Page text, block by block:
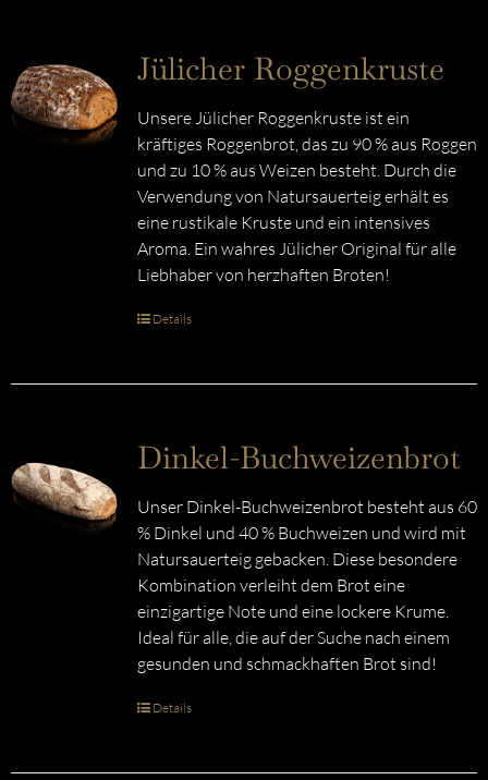
Jülicher Roggenkruste
Unsere Jülicher Roggenkruste ist ein
kräftiges Roggenbrot, das zu 90 % aus Roggen
und zu 10 % aus Weizen besteht. Durch die
Verwendung von Natursauerteig erhält es
eine rustikale Kruste und ein intensives
Aroma. Ein wahres Jülicher Original für alle
Liebhaber von herzhaften Broten!
Details
Dinkel-Buchweizenbrot
Unser Dinkel-Buchweizenbrot besteht aus 60
% Dinkel und 40 % Buchweizen und wird mit
Natursauerteig gebacken. Diese besondere
Kombination verleiht dem Brot eine
einzigartige Note und eine lockere Krume.
Ideal für alle, die auf der Suche nach einem
gesunden und schmackhaften Brot sind!
Details